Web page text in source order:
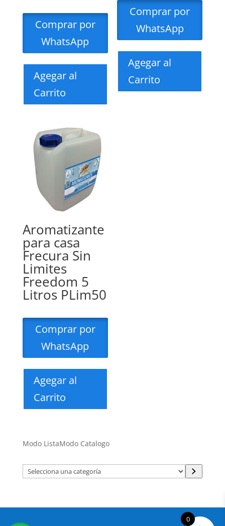
Comprar por
WhatsApp
Agegar al
Carrito
Comprar por
WhatsApp
Agegar al
Carrito
Aromatizante
para casa
Frecura Sin
Limites
Freedom 5
Litros PLim50
Comprar por
WhatsApp
Agegar al
Carrito
Modo ListaModo Catalogo
Selecciona
una
0